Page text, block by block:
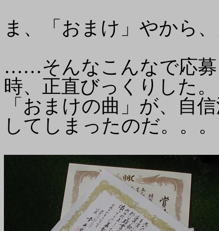
ま、「おまけ」やから
……そんなこんなで応募
時、正直びっくりした。
「おまけの曲」が、自
してしまったのだ。。